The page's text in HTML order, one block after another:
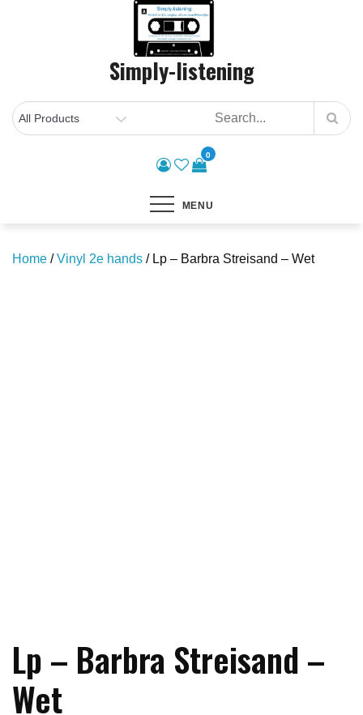
Simply-listening
0
MENU
Home /Vinyl 2e hands / Lp – Barbra Streisand – Wet
Lp – Barbra Streisand –
Wet